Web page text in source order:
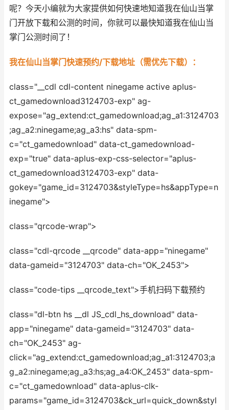
呢？今天小编就为大家提供如何快速地知道我在仙山当掌
门开放下载和公测的时间，你就可以最快知道我在仙山当
掌门公测时间了！
我在仙山当掌门快速预约/下载地址（需优先下载）：
class="__cdl cdl-content ninegame active aplus-
ct_gamedownload3124703-exp" ag-
expose="ag_extend:ct_gamedownload;ag_a1:3124703
;ag_a2:ninegame;ag_a3:hs" data-spm-
c="ct_gamedownload" data-ct_gamedownload-
exp="true" data-aplus-exp-css-selector="aplus-
ct_gamedownload3124703-exp" data-
gokey="game_id=3124703&styleType=hs&appType=n
inegame">
class="qrcode-wrap">
class="cdl-qrcode __qrcode" data-app="ninegame"
data-gameid="3124703" data-ch="OK_2453">
class="code-tips __qrcode_text">手机扫码下载预约
class="dl-btn hs __dl JS_cdl_hs_download" data-
app="ninegame" data-gameid="3124703" data-
ch="OK_2453" ag-
click="ag_extend:ct_gamedownload;ag_a1:3124703;a
g_a2:ninegame;ag_a3:hs;ag_a4:OK_2453" data-spm-
c="ct_gamedownload" data-aplus-clk-
params="game_id=3124703&ck_url=quick_down&styl